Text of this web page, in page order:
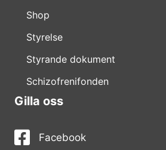
Shop
Styrelse
Styrande dokument
Schizofrenifonden
Gilla oss
Facebook